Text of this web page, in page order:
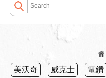
美沃奇 威克士 電鑽